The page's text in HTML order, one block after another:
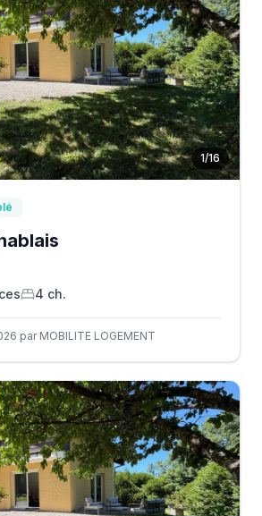
1/16
s 4 ch.
par MOBILITE LOGEMENT